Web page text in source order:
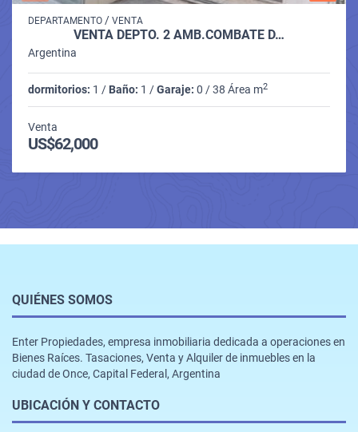
DEPARTAMENTO / VENTA
VENTA DEPTO. 2 AMB.COMBATE D…
Argentina
dormitorios: 1 / Baño: 1 /Garaje: 0 / 38 Área m2
Venta
US$62,000
QUIÉNES SOMOS
Enter Propiedades, empresa inmobiliaria dedicada a operaciones en
Bienes Raíces. Tasaciones, Venta y Alquiler de inmuebles en la
ciudad de Once, Capital Federal, Argentina
UBICACIÓN Y CONTACTO